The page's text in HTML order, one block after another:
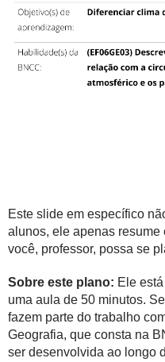
Este slide em específico
alunos, ele apenas
você, professor, possa se
Sobre este plano: Ele
uma aula de 50 minutos.
fazem parte do trabalho
Geografia, que consta na
ser desenvolvida ao longo